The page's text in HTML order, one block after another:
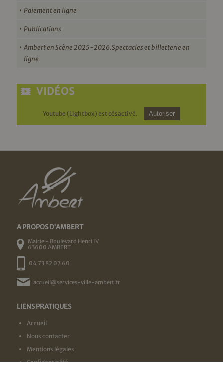
Paiement en ligne
Publications
Ambert en Scène 2025-2026. Spectacles et billetterie en
ligne
VIDÉOS
Youtube (Lightbox) est désactivé. Autoriser
A PROPOS D'AMBERT
Mairie - Boulevard Henri IV
63600 AMBERT
04 73 82 07 60
accueil@services-ville-ambert.fr
LIENS PRATIQUES
Accueil
Nous contacter
Mentions légales
Confidentialité